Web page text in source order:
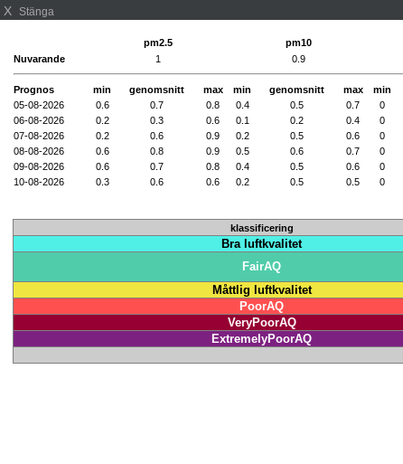
X Stänga
pm2.5 pm10
Nuvarande
1 0.9
Prognos min genomsnitt max min genomsnitt max min
05-08-2026
0.6 0.7 0.8 0.4 0.5 0.7 0
06-08-2026
0.2 0.3 0.6 0.1 0.2 0.4 0
07-08-2026
0.2 0.6 0.9 0.2 0.5 0.6 0
08-08-2026
0.6 0.8 0.9 0.5 0.6 0.7 0
09-08-2026
0.6 0.7 0.8 0.4 0.5 0.6 0
10-08-2026
0.3 0.6 0.6 0.2 0.5 0.5 0
klassificering
Bra luftkvalitet
FairAQ
Måttlig luftkvalitet
PoorAQ
VeryPoorAQ
ExtremelyPoorAQ